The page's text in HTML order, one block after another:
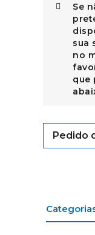
Se
sua
no
que
Pedido